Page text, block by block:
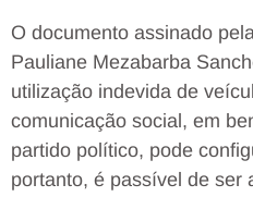
O documento assinado
Pauliane Mezabarba
utilização indevida de
comunicação social, em
partido político, pode
portanto, é passível de ser